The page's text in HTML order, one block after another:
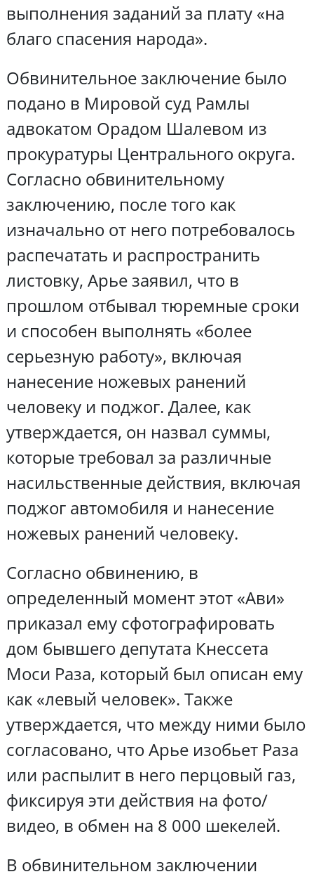
выполнения заданий за плату «на
благо спасения народа».
Обвинительное заключение было
подано в Мировой суд Рамлы
адвокатом Орадом Шалевом из
прокуратуры Центрального округа.
Согласно обвинительному
заключению, после того как
изначально от него потребовалось
распечатать и распространить
листовку, Арье заявил, что в
прошлом отбывал тюремные сроки
и способен выполнять «более
серьезную работу», включая
нанесение ножевых ранений
человеку и поджог. Далее, как
утверждается, он назвал суммы,
которые требовал за различные
насильственные действия, включая
поджог автомобиля и нанесение
ножевых ранений человеку.
Согласно обвинению, в
определенный момент этот «Ави»
приказал ему сфотографировать
дом бывшего депутата Кнессета
Моси Раза, который был описан ему
как «левый человек». Также
утверждается, что между ними было
согласовано, что Арье изобьет Раза
или распылит в него перцовый газ,
фиксируя эти действия на фото/
видео, в обмен на 8 000 шекелей.
В обвинительном заключении